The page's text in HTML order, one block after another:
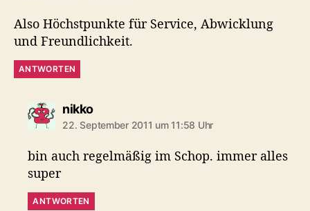
Also Höchstpunkte für Service, Abwicklung
und Freundlichkeit.
ANTWORTEN
nikkos
a
g
:
22. September 2011 um 11:58 Uhr
bin auch regelmäßig im Schop. immer alles
super
ANTWORTEN